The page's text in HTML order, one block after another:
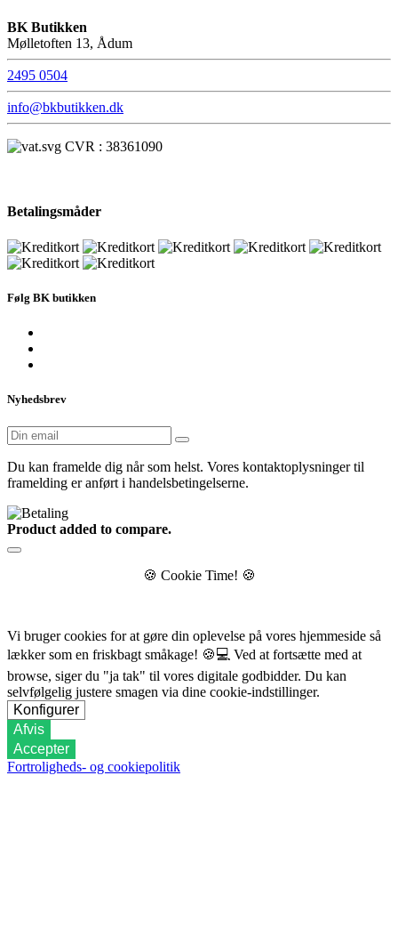
BK Butikken
Mølletoften 13, Ådum
2495 0504
info@bkbutikken.dk
CVR : 38361090
Betalingsmåder
Følg BK butikken
Nyhedsbrev
Du kan framelde dig når som helst. Vores kontaktoplysninger til
framelding er anført i handelsbetingelserne.
Product added to compare.
🍪 Cookie Time! 🍪
Vi bruger cookies for at gøre din oplevelse på vores hjemmeside så
lækker som en friskbagt småkage! 🍪💻 Ved at fortsætte med at
browse, siger du "ja tak" til vores digitale godbidder. Du kan
selvfølgelig justere smagen via dine cookie-indstillinger.
Konfigurer
Afvis
Accepter
Fortroligheds- og cookiepolitik